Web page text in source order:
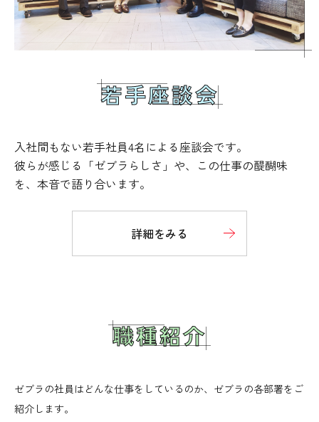
若手座談会
入社間もない若手社員4名による座談会です。
彼らが感じる「ゼブラらしさ」や、この仕事の醍醐味
を、本音で語り合います。
詳細をみる
職種紹介
ゼブラの社員はどんな仕事をしているのか、ゼブラの各部署をご
紹介します。